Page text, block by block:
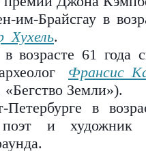
Брайсгау в
Хухель.
61 года
Франсис
Земли»).
в
поэт и